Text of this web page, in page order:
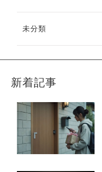
未分類
新着記事